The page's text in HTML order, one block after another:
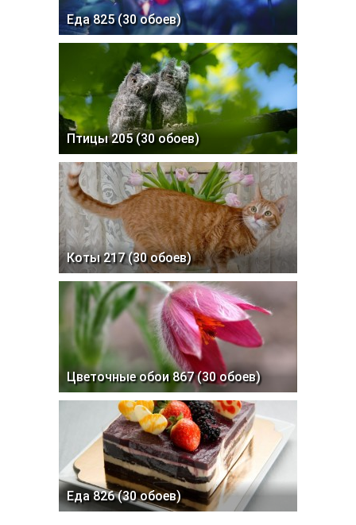
Еда 825 (30 обоев)
Птицы 205 (30 обоев)
Коты 217 (30 обоев)
Цветочные обои 867 (30 обоев)
Еда 826 (30 обоев)